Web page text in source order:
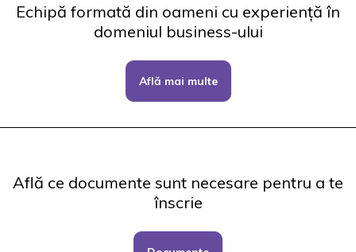
Echipă formată din oameni cu experiență în
domeniul business-ului
Află mai multe
Află ce documente sunt necesare pentru a te
înscrie